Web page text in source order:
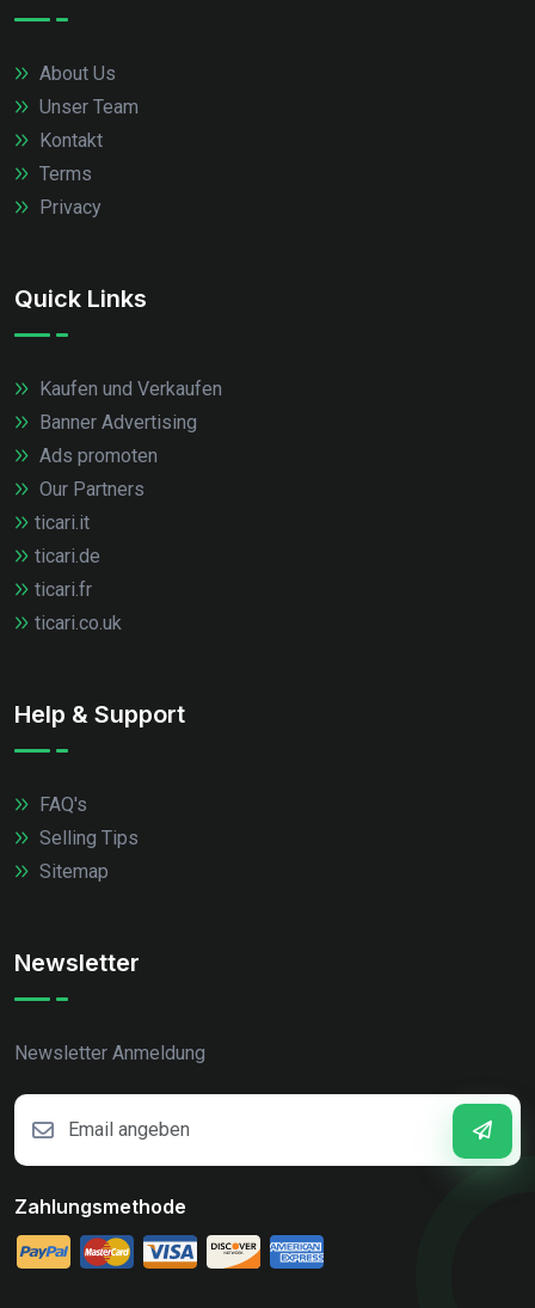
About Us
Unser Team
Kontakt
Terms
Privacy
Quick Links
Kaufen und Verkaufen
Banner Advertising
Ads promoten
Our Partners
ticari.it
ticari.de
ticari.fr
ticari.co.uk
Help & Support
FAQ's
Selling Tips
Sitemap
Newsletter
Newsletter Anmeldung
Zahlungsmethode